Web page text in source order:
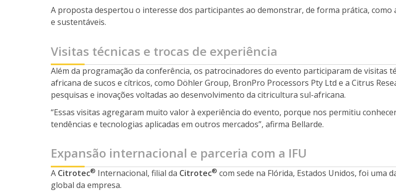
A proposta despertou o interesse dos participantes ao demonstrar, de forma prática,
e sustentáveis.
Visitas técnicas e trocas de experiência
Além da programação da conferência, os patrocinadores do evento participaram de visitas
africana de sucos e cítricos, como Döhler Group, BronPro Processors Pty Ltd e a Citrus
pesquisas e inovações voltadas ao desenvolvimento da citricultura sul-africana.
“Essas visitas agregaram muito valor à experiência do evento, porque nos permitiu
tendências e tecnologias aplicadas em outros mercados”, afirma Bellarde.
Expansão internacional e parceria com a IFU
A Citrotec® Internacional, filial da Citrotec® com sede na Flórida, Estados Unidos, foi
global da empresa.